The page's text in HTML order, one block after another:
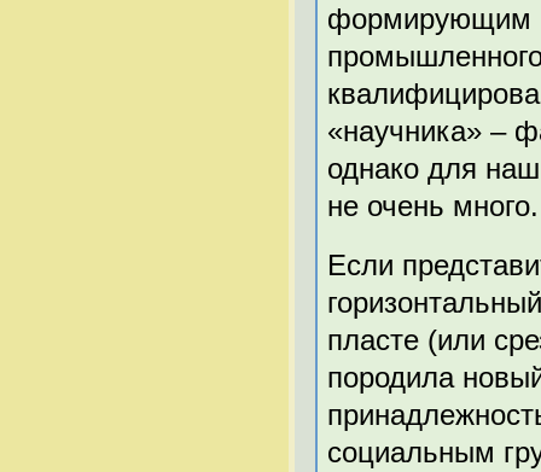
формирующим
«научника» –
однако для
не очень много.
Если
пласте (или
породила
социальным